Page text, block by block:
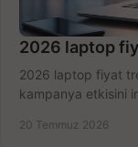
2026 laptop
2026 laptop fiyat
kampanya etkisini
20 Temmuz 2026